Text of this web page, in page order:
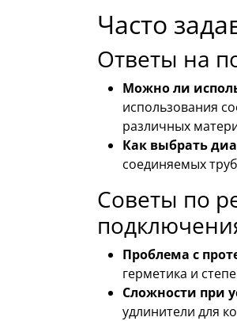
Часто
Ответы на
Можно ли
использования
различных
Как выбрать
соединяемых
Советы по
Проблема с
герметика и
Сложности при
удлинители для